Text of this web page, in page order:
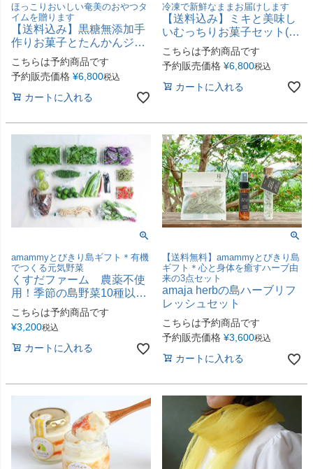
ほっこりおいしい奄美のおやつタ
イムを贈ります
【送料込み】黒糖無添加手
作りお菓子とたんかんジュ
ースセット(味の郷かさり
B）
こちらは予約商品です
予約販売価格 ¥6,800税込
カートに入れる
冷凍で新鮮なままお届けします
【送料込み】ミキと美味し
いむっちりお菓子セット(味
の郷かさりC）
こちらは予約商品です
予約販売価格 ¥6,800税込
カートに入れる
amammyとびきり島ギフト＊有機
でつくる元気野菜
くすだファーム 農薬不使
用！季節の島野菜10種以上
詰め合わせセット
こちらは予約商品です
¥3,200税込
カートに入れる
【送料無料】amammyとびきり島
ギフト＊心と身体を癒すハーブ由
来の3点セット
amaja herbの島ハーブリフ
レッシュセット
こちらは予約商品です
予約販売価格 ¥3,600税込
カートに入れる